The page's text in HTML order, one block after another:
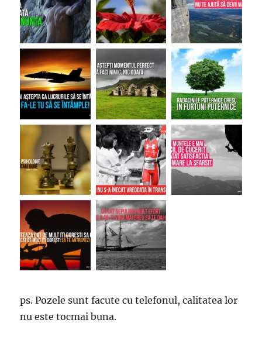
ps. Pozele sunt facute cu telefonul, calitatea lor
nu este tocmai buna.